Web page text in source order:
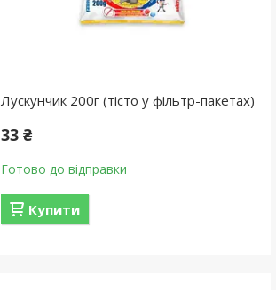
Лускунчик 200г (тісто у фільтр-пакетах)
33 ₴
Готово до відправки
Купити